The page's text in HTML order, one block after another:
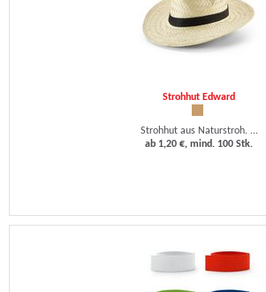
Strohhut Edward
Strohhut aus Naturstroh. ...
ab 1,20 €, mind. 100 Stk.